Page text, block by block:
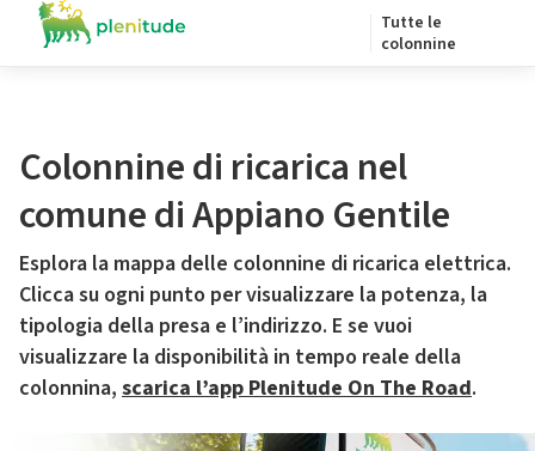
Tutte le
colonnine
Colonnine di ricarica nel
comune di Appiano Gentile
Esplora la mappa delle colonnine di ricarica elettrica.
Clicca su ogni punto per visualizzare la potenza, la
tipologia della presa e l’indirizzo. E se vuoi
visualizzare la disponibilità in tempo reale della
colonnina, scarica l’app Plenitude On The Road.